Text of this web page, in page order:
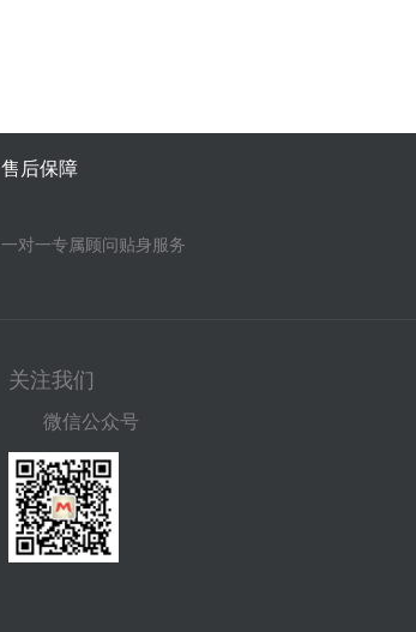
售后保障
一对一专属顾问贴身服务
关注我们
微信公众号